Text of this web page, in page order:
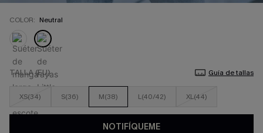
COLOR: Neutral
TALLA (EU) Guía de tallas
XS(34) S(36) M(38) L(40/42) XL(44)
NOTIFÍQUEME